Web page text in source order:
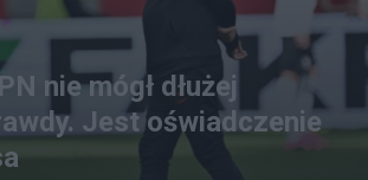
nie mógł dłużej
Jest oświadczenie